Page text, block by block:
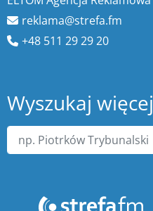
reklama@strefa.fm
+48 511 29 29 20
Wyszukaj więcej